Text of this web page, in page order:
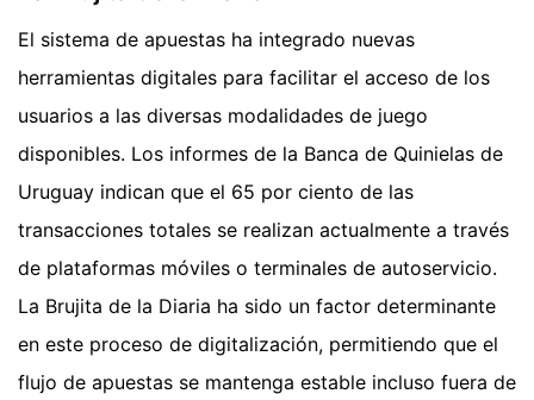
El sistema de apuestas ha integrado nuevas
herramientas digitales para facilitar el acceso de los
usuarios a las diversas modalidades de juego
disponibles. Los informes de la Banca de Quinielas de
Uruguay indican que el 65 por ciento de las
transacciones totales se realizan actualmente a través
de plataformas móviles o terminales de autoservicio.
La Brujita de la Diaria ha sido un factor determinante
en este proceso de digitalización, permitiendo que el
flujo de apuestas se mantenga estable incluso fuera de